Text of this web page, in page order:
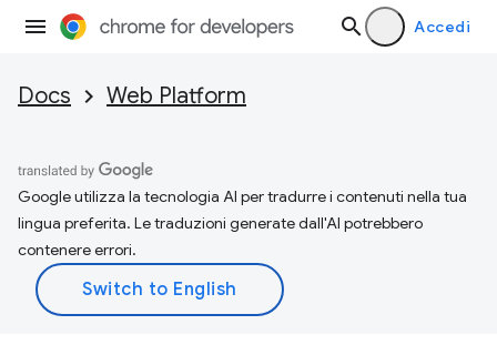
Accedi
Docs Web Platform
Google utilizza la tecnologia AI per tradurre i contenuti nella tua
lingua preferita. Le traduzioni generate dall'AI potrebbero
contenere errori.